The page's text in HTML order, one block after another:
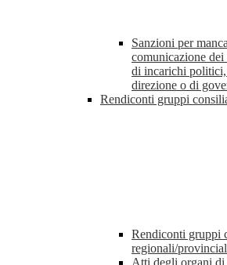
Sanzioni per
comunicazione
di incarichi
direzione o di
Rendiconti gruppi
Rendiconti gruppi
regionali/